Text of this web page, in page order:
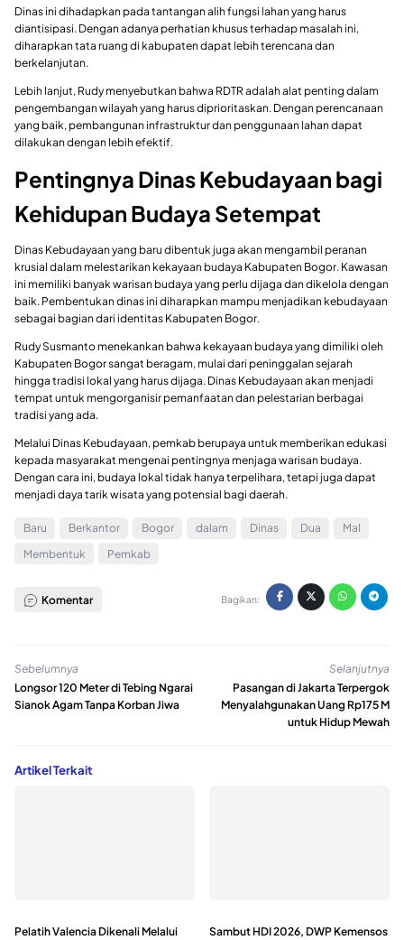
Dinas ini dihadapkan pada tantangan alih fungsi lahan yang harus
diantisipasi. Dengan adanya perhatian khusus terhadap masalah ini,
diharapkan tata ruang di kabupaten dapat lebih terencana dan
berkelanjutan.
Lebih lanjut, Rudy menyebutkan bahwa RDTR adalah alat penting dalam
pengembangan wilayah yang harus diprioritaskan. Dengan perencanaan
yang baik, pembangunan infrastruktur dan penggunaan lahan dapat
dilakukan dengan lebih efektif.
Pentingnya Dinas Kebudayaan bagi
Kehidupan Budaya Setempat
Dinas Kebudayaan yang baru dibentuk juga akan mengambil peranan
krusial dalam melestarikan kekayaan budaya Kabupaten Bogor. Kawasan
ini memiliki banyak warisan budaya yang perlu dijaga dan dikelola dengan
baik. Pembentukan dinas ini diharapkan mampu menjadikan kebudayaan
sebagai bagian dari identitas Kabupaten Bogor.
Rudy Susmanto menekankan bahwa kekayaan budaya yang dimiliki oleh
Kabupaten Bogor sangat beragam, mulai dari peninggalan sejarah
hingga tradisi lokal yang harus dijaga. Dinas Kebudayaan akan menjadi
tempat untuk mengorganisir pemanfaatan dan pelestarian berbagai
tradisi yang ada.
Melalui Dinas Kebudayaan, pemkab berupaya untuk memberikan edukasi
kepada masyarakat mengenai pentingnya menjaga warisan budaya.
Dengan cara ini, budaya lokal tidak hanya terpelihara, tetapi juga dapat
menjadi daya tarik wisata yang potensial bagi daerah.
Baru Berkantor Bogor dalam Dinas Dua
Mal
Membentuk
Pemkab
Komentar Bagikan:
Sebelumnya
Longsor 120 Meter di Tebing Ngarai
Sianok Agam Tanpa Korban Jiwa
Selanjutnya
Pasangan di Jakarta Terpergok
Menyalahgunakan Uang Rp175 M
untuk Hidup Mewah
Artikel Terkait
Pelatih Valencia Dikenali Melalui
Sambut HDI 2026, DWP Kemensos